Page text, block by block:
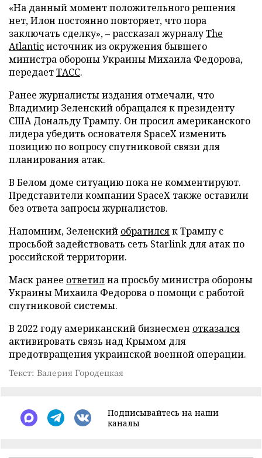
«На данный момент положительного решения
нет, Илон постоянно повторяет, что пора
заключать сделку», – рассказал журналуThe
Atlanticисточник из окружения бывшего
министра обороны Украины Михаила Федорова,
передаетТАСС.
Ранее журналисты издания отмечали, что
Владимир Зеленский обращался к президенту
США Дональду Трампу. Он просил американского
лидера убедить основателя SpaceX изменить
позицию по вопросу спутниковой связи для
планирования атак.
В Белом доме ситуацию пока не комментируют.
Представители компании SpaceX также оставили
без ответа запросы журналистов.
Напомним, Зеленский обратилсяк Трампу с
просьбой задействовать сеть Starlink для атак по
российской территории.
Маск ранее ответилна просьбу министра обороны
Украины Михаила Федорова о помощи с работой
спутниковой системы.
В 2022 году американский бизнесмен отказался
активировать связь над Крымом для
предотвращения украинской военной операции.
Текст: Валерия Городецкая
Подписывайтесь на наши
каналы